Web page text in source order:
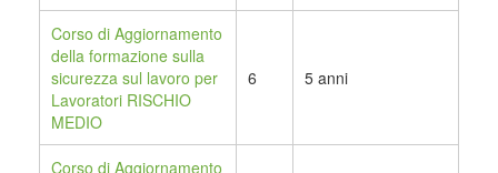
Corso di Aggiornamento
della formazione sulla
sicurezza sul lavoro per
Lavoratori RISCHIO
MEDIO
6 5 anni
Corso di Aggiornamento